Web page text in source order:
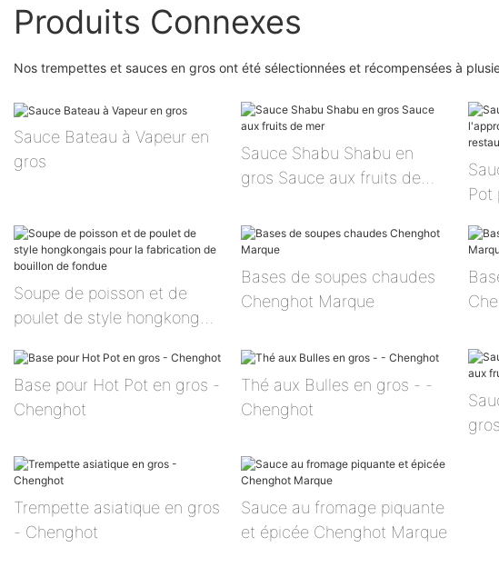
Produits Connexes
Nos trempettes et sauces en gros ont été sélectionnées et récompensées à
Sauce Bateau à Vapeur en
gros
Sauce Shabu Shabu en
gros Sauce aux fruits de
Pot
de
Soupe de poisson et de
poulet de style hongkongais
bouillon de fondue
Bases de soupes chaudes
Chenghot Marque
Base pour Hot Pot en gros -
Chenghot
Thé aux Bulles en gros - -
Chenghot
Trempette asiatique en gros
- Chenghot
Sauce au fromage piquante
et épicée Chenghot Marque